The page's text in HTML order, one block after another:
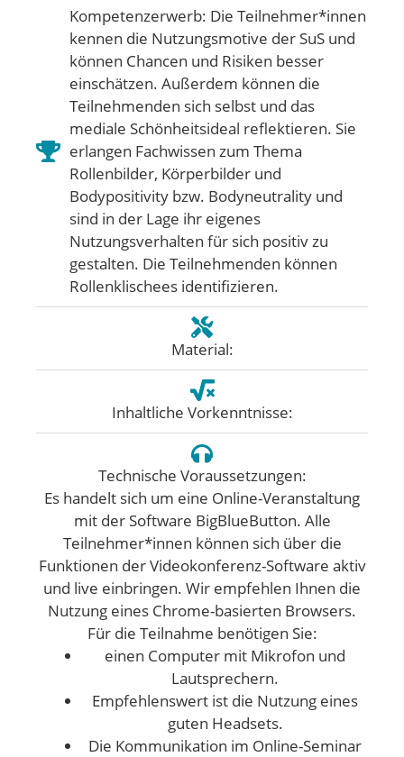
Kompetenzerwerb: Die Teilnehmer*innen
kennen die Nutzungsmotive der SuS und
können Chancen und Risiken besser
einschätzen. Außerdem können die
Teilnehmenden sich selbst und das
mediale Schönheitsideal reflektieren. Sie
erlangen Fachwissen zum Thema
Rollenbilder, Körperbilder und
Bodypositivity bzw. Bodyneutrality und
sind in der Lage ihr eigenes
Nutzungsverhalten für sich positiv zu
gestalten. Die Teilnehmenden können
Rollenklischees identifizieren.
Material:
Inhaltliche Vorkenntnisse:
Technische Voraussetzungen:
Es handelt sich um eine Online-Veranstaltung
mit der Software BigBlueButton. Alle
Teilnehmer*innen können sich über die
Funktionen der Videokonferenz-Software aktiv
und live einbringen. Wir empfehlen Ihnen die
Nutzung eines Chrome-basierten Browsers.
Für die Teilnahme benötigen Sie:
einen Computer mit Mikrofon und
Lautsprechern.
Empfehlenswert ist die Nutzung eines
guten Headsets.
Die Kommunikation im Online-Seminar